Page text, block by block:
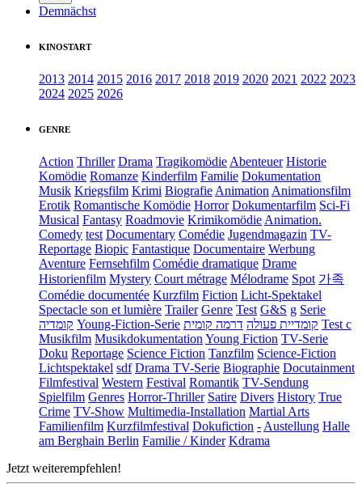
Demnächst
KINOSTART
2013 2014 2015 2016 2017 2018 2019 2020 2021 2022 2023
2024 2025 2026
GENRE
Action Thriller Drama Tragikomödie Abenteuer Historie
Komödie Romanze Kinderfilm Familie Dokumentation
Musik Kriegsfilm Krimi Biografie Animation Animationsfilm
Erotik Romantische Komödie Horror Dokumentarfilm Sci-Fi
Musical Fantasy Roadmovie Krimikomödie Animation.
Comedy test Documentary Comédie Jugendmagazin TV-
Reportage Biopic Fantastique Documentaire Werbung
Aventure Fernsehfilm Comédie dramatique Drame
Historienfilm Mystery Court métrage Mélodrame Spot 가족
Comédie documentée Kurzfilm Fiction Licht-Spektakel
Spectacle son et lumière Trailer Genre Test G&S g Serie
קומדיה Young-Fiction-Serie קומדיית פעולה דרמה קומית
Test c
Musikfilm Musikdokumentation Young Fiction TV-Serie
Doku Reportage Science Fiction Tanzfilm Science-Fiction
Lichtspektakel sdf Drama TV-Serie Biographie Docutainment
Filmfestival Western Festival Romantik TV-Sendung
Spielfilm Genres Horror-Thriller Satire Divers History True
Crime TV-Show Multimedia-Installation Martial Arts
Familienfilm Kurzfilmfestival Dokufiction - Austellung Halle
am Berghain Berlin Familie / Kinder Kdrama
Jetzt weiterempfehlen!